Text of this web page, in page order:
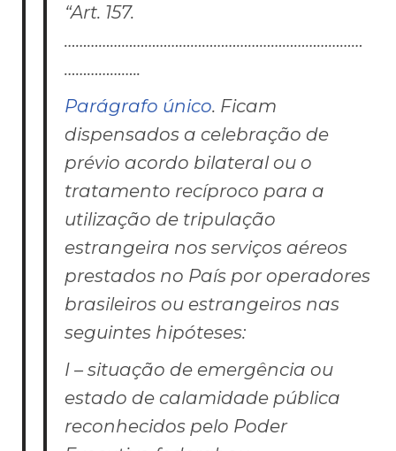
“Art. 157.
……………………………………………………………………
………………..
Parágrafo único. Ficam
dispensados a celebração de
prévio acordo bilateral ou o
tratamento recíproco para a
utilização de tripulação
estrangeira nos serviços aéreos
prestados no País por operadores
brasileiros ou estrangeiros nas
seguintes hipóteses:
I – situação de emergência ou
estado de calamidade pública
reconhecidos pelo Poder